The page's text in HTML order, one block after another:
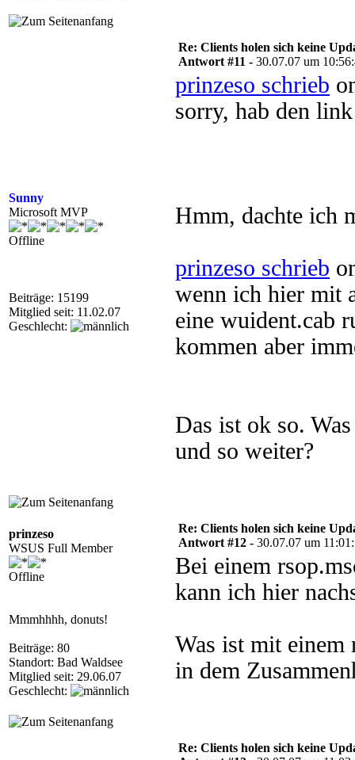
Sunny
Microsoft MVP
Offline
Beiträge: 15199
Mitglied seit: 11.02.07
Geschlecht:
Re: Clients holen sich keine
Antwort #11 - 30.07.07 um
prinzeso schrieb
sorry, hab den
Hmm, dachte
prinzeso schrieb
wenn ich hier mit
eine wuident.cab
kommen aber
Das ist ok so.
und so weiter?
prinzeso
WSUS Full Member
Offline
Mmmhhhh, donuts!
Beiträge: 80
Standort: Bad Waldsee
Mitglied seit: 29.06.07
Geschlecht:
Re: Clients holen sich keine
Antwort #12 - 30.07.07 um
Bei einem
kann ich hier
Was ist mit einem
in dem
Re: Clients holen sich keine